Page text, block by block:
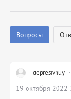
Вопросы
depresivnuy ·
19 октября 2022